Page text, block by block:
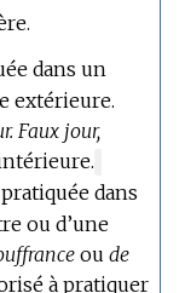
dans un
extérieure.
Faux jour,
DE
DOMAINE
:
dans
ou d’une
ou de
à pratiquer